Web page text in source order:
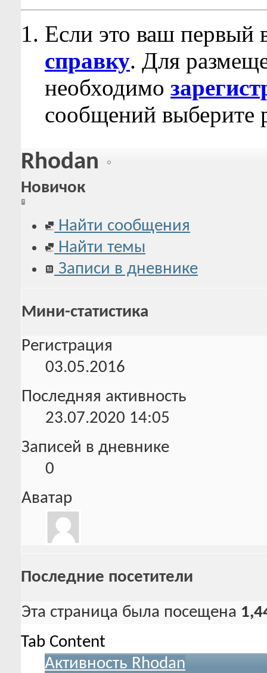
Если это ваш первый
справку. Для
необходимо
сообщений выберите
Rhodan
Новичок
Найти сообщения
Найти темы
Записи в дневнике
Мини-статистика
Регистрация
03.05.2016
Последняя активность
23.07.2020 14:05
Записей в дневнике
0
Аватар
Последние посетители
Эта страница была посещена
Tab Content
Активность Rhodan